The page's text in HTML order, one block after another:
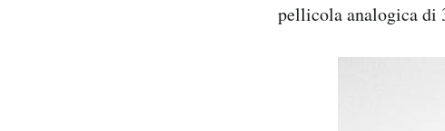
pellicola analogica di